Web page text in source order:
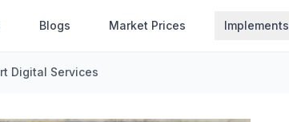
Blogs Market Prices Implements
Digital Services